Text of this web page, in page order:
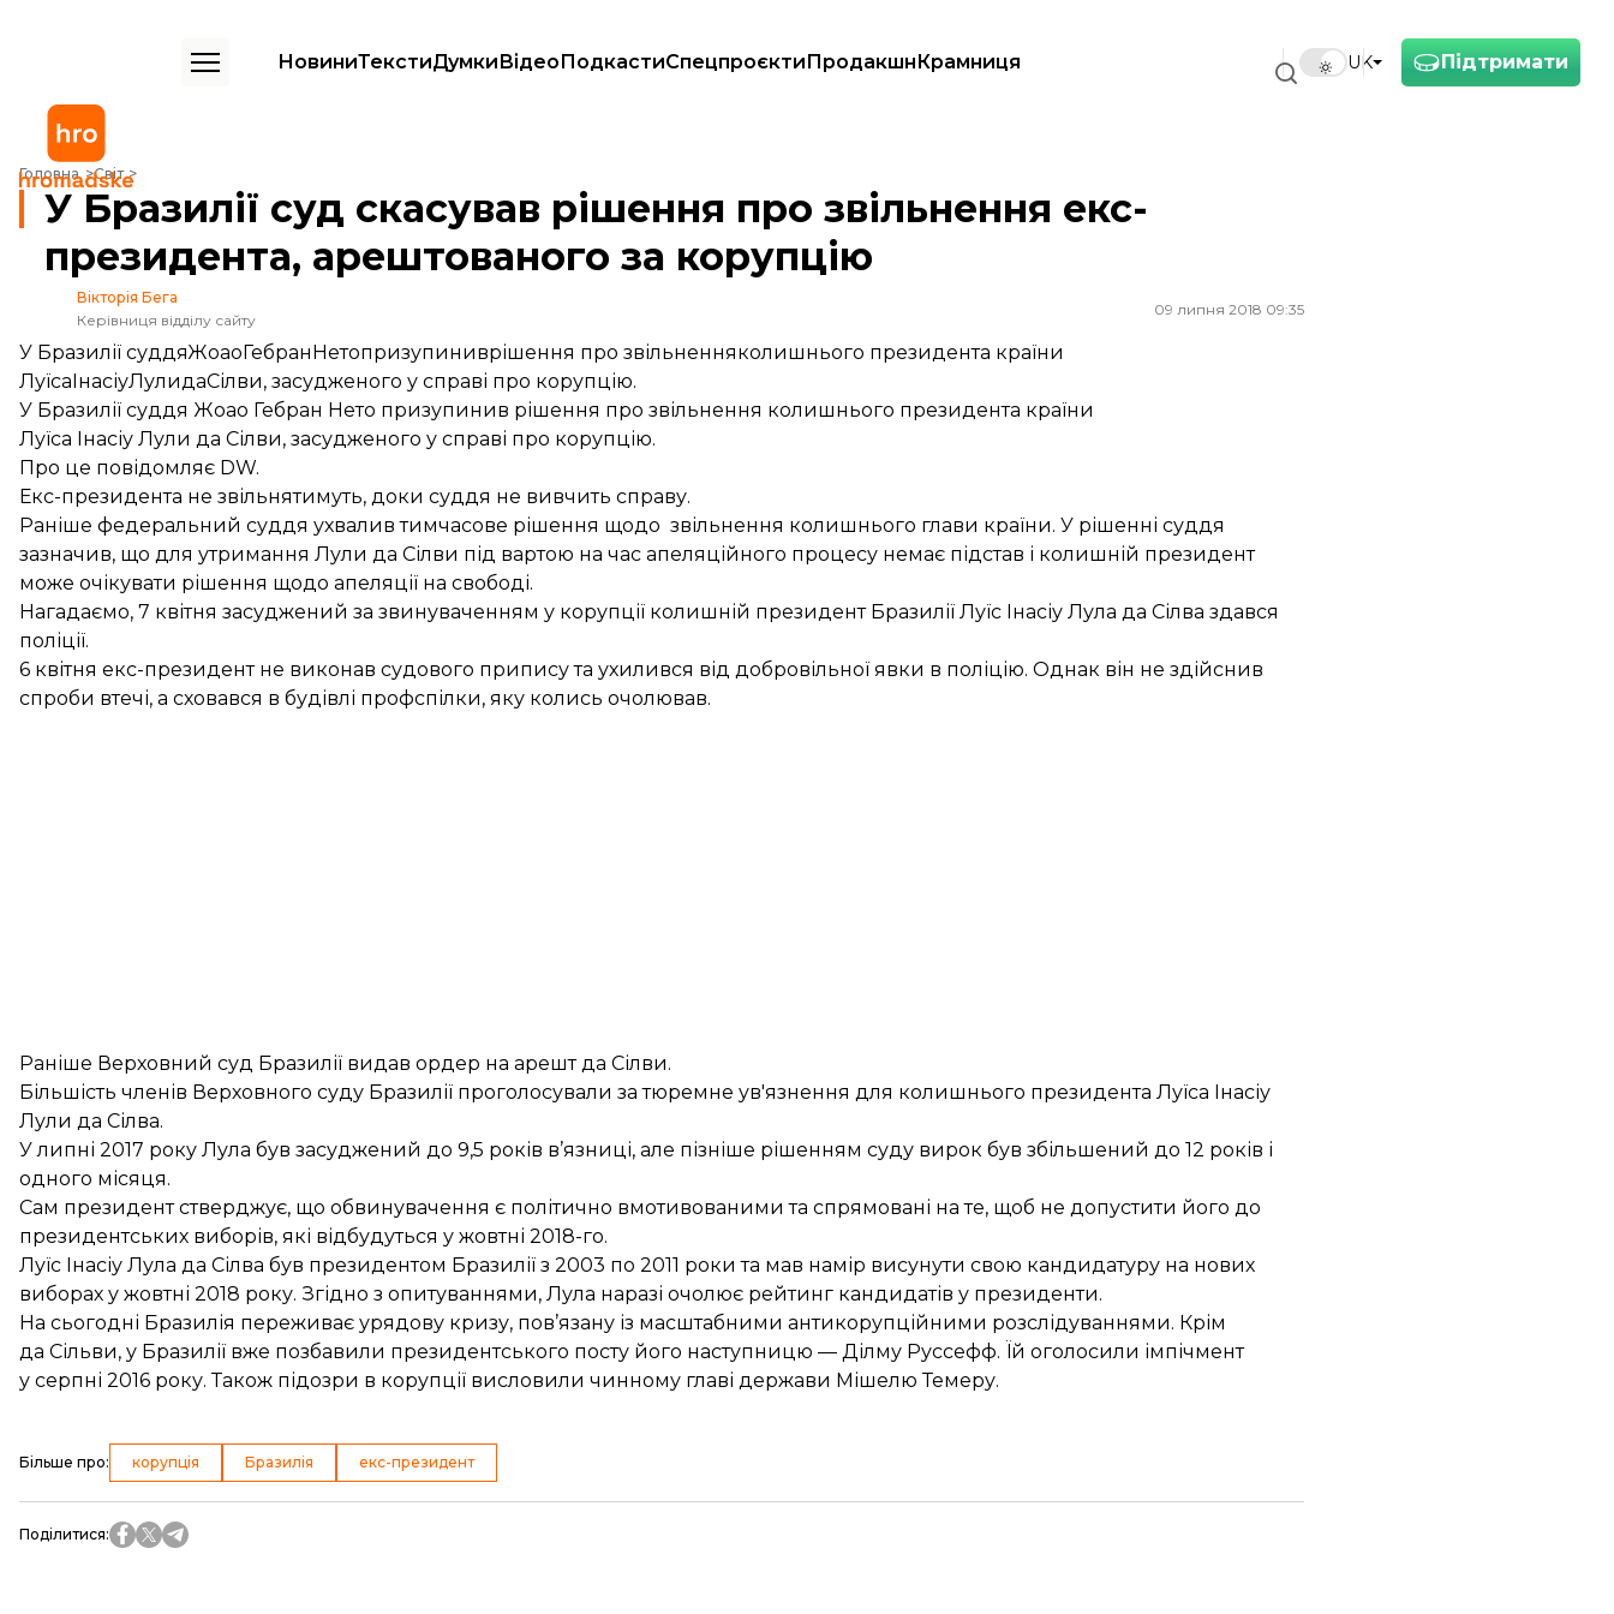
Підтримати
UK
НовиниТекстиДумкиВідеоПодкастиСпецпроєктиПродакшнКрамниця
Головна Світ
У Бразилії суд скасував рішення про звільнення екс-президента, арештованого за корупцію
У Бразилії суд скасував рішення про звільнення екс-
президента, арештованого за корупцію
Вікторія Бега
Керівниця відділу сайту
09 липня 2018 09:35
У Бразилії суддяЖоаоГебранНетопризупиниврішення про звільненняколишнього президента країни
ЛуїсаІнасіуЛулидаСілви, засудженого у справі про корупцію.
У Бразилії суддя Жоао Гебран Нето призупинив рішення про звільнення колишнього президента країни
Луїса Інасіу Лули да Сілви, засудженого у справі про корупцію.
Про це повідомляє DW.
Екс-президента не звільнятимуть, доки суддя не вивчить справу.
Раніше федеральний суддя ухвалив тимчасове рішення щодо звільнення колишнього глави країни. У рішенні суддя
зазначив, що для утримання Лули да Сілви під вартою на час апеляційного процесу немає підстав і колишній президент
може очікувати рішення щодо апеляції на свободі.
Нагадаємо, 7 квітня засуджений за звинуваченням у корупції колишній президент Бразилії Луїс Інасіу Лула да Сілва здався
поліції.
6 квітня екс-президент не виконав судового припису та ухилився від добровільної явки в поліцію. Однак він не здійснив
спроби втечі, а сховався в будівлі профспілки, яку колись очолював.
Раніше Верховний суд Бразилії видав ордер на арешт да Сілви.
Більшість членів Верховного суду Бразилії проголосували затюремне ув'язнення для колишнього президента Луїса Інасіу
Лули да Сілва.
У липні 2017 року Лула був засуджений до 9,5 років в’язниці, але пізніше рішенням суду вирок був збільшений до 12 років і
одного місяця.
Сам президент стверджує, що обвинувачення є політично вмотивованими та спрямовані на те, щоб не допустити його до
президентських виборів, які відбудуться у жовтні 2018-го.
Луїс Інасіу Лула да Сілва був президентом Бразилії з 2003 по 2011 роки та мав намір висунути свою кандидатуру на нових
виборах у жовтні 2018 року. Згідно з опитуваннями, Лула наразі очолює рейтинг кандидатів у президенти.
На сьогодні Бразилія переживає урядову кризу, пов’язану із масштабними антикорупційними розслідуваннями. Крім
да Сільви, у Бразилії вже позбавили президентського посту його наступницю — Ділму Руссефф. Їй оголосили імпічмент
у серпні 2016 року. Також підозри в корупції висловили чинному главі держави Мішелю Темеру.
Більше про: корупція Бразилія екс-президент
Поділитися: